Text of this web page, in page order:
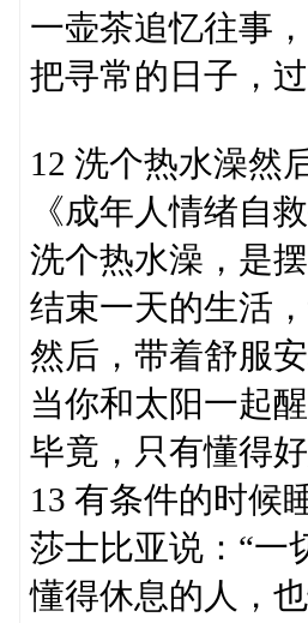
一壶茶追忆往事
把寻常的日子，
12 洗个热水澡然
《成年人情绪自
洗个热水澡，是
结束一天的生活
然后，带着舒服
当你和太阳一起
毕竟，只有懂得
13 有条件的时候
莎士比亚说：“一
懂得休息的人，